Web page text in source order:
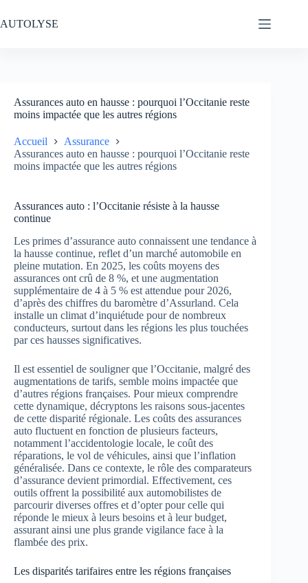
au
contenu
AUTOLYSE
Assurances auto en hausse : pourquoi l’Occitanie reste
moins impactée que les autres régions
Accueil
Assurance
Assurances auto en hausse : pourquoi l’Occitanie reste
moins impactée que les autres régions
Assurances auto : l’Occitanie résiste à la hausse
continue
Les primes d’assurance auto connaissent une tendance à
la hausse continue, reflet d’un marché automobile en
pleine mutation. En 2025, les coûts moyens des
assurances ont crû de 8 %, et une augmentation
supplémentaire de 4 à 5 % est attendue pour 2026,
d’après des chiffres du baromètre d’Assurland. Cela
installe un climat d’inquiétude pour de nombreux
conducteurs, surtout dans les régions les plus touchées
par ces hausses significatives.
Il est essentiel de souligner que l’Occitanie, malgré des
augmentations de tarifs, semble moins impactée que
d’autres régions françaises. Pour mieux comprendre
cette dynamique, décryptons les raisons sous-jacentes
de cette disparité régionale. Les coûts des assurances
auto fluctuent en fonction de plusieurs facteurs,
notamment l’accidentologie locale, le coût des
réparations, le vol de véhicules, ainsi que l’inflation
généralisée. Dans ce contexte, le rôle des comparateurs
d’assurance devient primordial. Effectivement, ces
outils offrent la possibilité aux automobilistes de
parcourir diverses offres et d’opter pour celle qui
réponde le mieux à leurs besoins et à leur budget,
assurant ainsi une plus grande vigilance face à la
flambée des prix.
Les disparités tarifaires entre les régions françaises